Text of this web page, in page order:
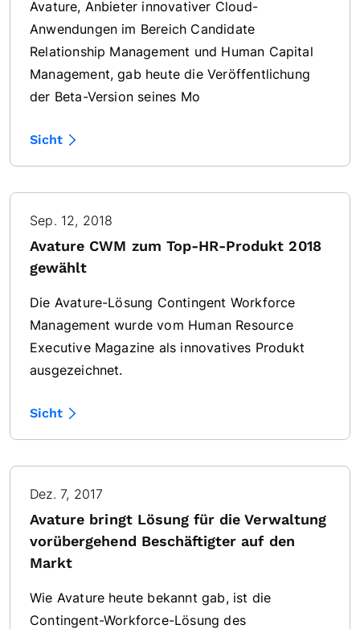
Avature, Anbieter innovativer Cloud-
Anwendungen im Bereich Candidate
Relationship Management und Human Capital
Management, gab heute die Veröffentlichung
der Beta-Version seines Mo
Sicht
Sep. 12, 2018
Avature CWM zum Top-HR-Produkt 2018
gewählt
Die Avature-Lösung Contingent Workforce
Management wurde vom Human Resource
Executive Magazine als innovatives Produkt
ausgezeichnet.
Sicht
Dez. 7, 2017
Avature bringt Lösung für die Verwaltung
vorübergehend Beschäftigter auf den
Markt
Wie Avature heute bekannt gab, ist die
Contingent-Workforce-Lösung des